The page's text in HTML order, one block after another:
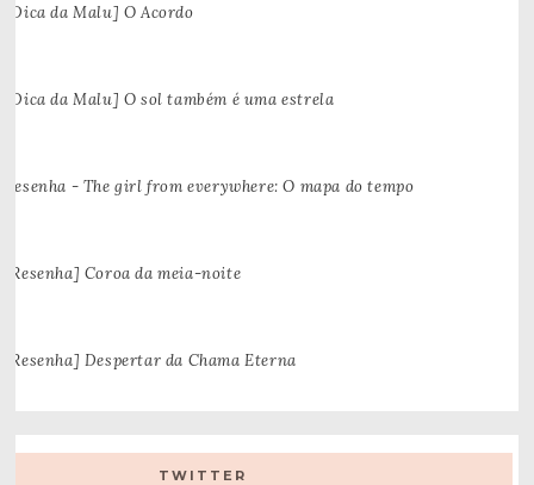
[Dica da Malu] O Acordo
[Dica da Malu] O sol também é uma estrela
Resenha - The girl from everywhere: O mapa do tempo
[Resenha] Coroa da meia-noite
[Resenha] Despertar da Chama Eterna
TWITTER